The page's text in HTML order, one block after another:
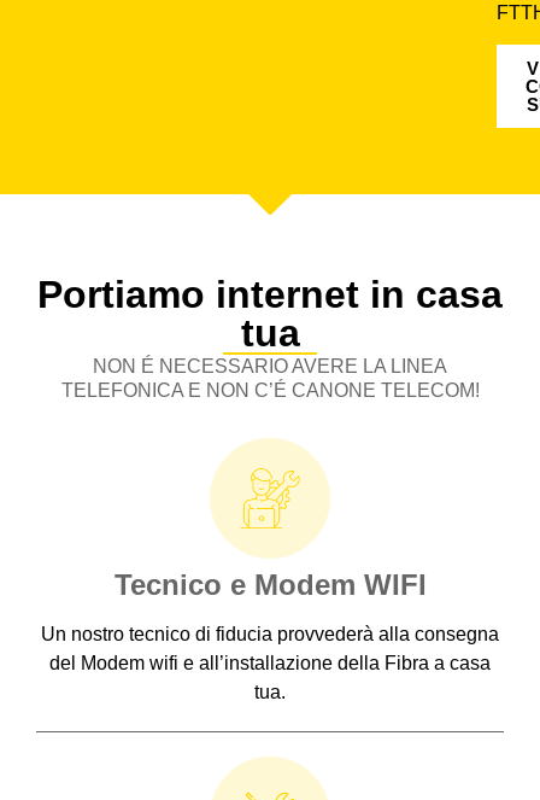
Portiamo internet in casa
tua
NON É NECESSARIO AVERE LA LINEA
TELEFONICA E NON C’É CANONE TELECOM!
Tecnico e Modem WIFI
Un nostro tecnico di fiducia provvederà alla consegna
del Modem wifi e all’installazione della Fibra a casa
tua.